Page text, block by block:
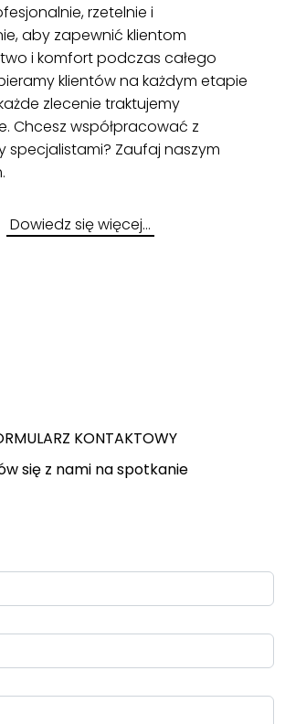
rzetelnie i
aby zapewnić klientom
i komfort podczas całego
klientów na każdym etapie
zlecenie traktujemy
Chcesz współpracować z
specjalistami? Zaufaj naszym
Dowiedz się więcej…
KONTAKTOWY
się z nami na spotkanie